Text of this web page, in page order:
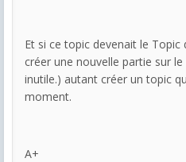
Et si ce topic devenait le Topic
créer une nouvelle partie sur
inutile.) autant créer un topic
moment.
A+